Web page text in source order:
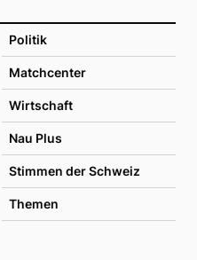
Politik
Matchcenter
Wirtschaft
Nau Plus
Stimmen der Schweiz
Themen